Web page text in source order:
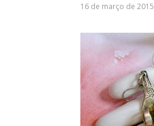
16 de março de 2015